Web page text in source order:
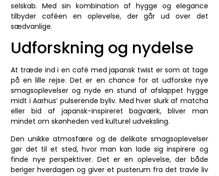
selskab. Med sin kombination af hygge og elegance
tilbyder caféen en oplevelse, der går ud over det
sædvanlige.
Udforskning og nydelse
At træde ind i en café med japansk twist er som at tage
på en lille rejse. Det er en chance for at udforske nye
smagsoplevelser og nyde en stund af afslappet hygge
midt i Aarhus’ pulserende byliv. Med hver slurk af matcha
eller bid af japansk-inspireret bagværk, bliver man
mindet om skønheden ved kulturel udveksling.
Den unikke atmosfære og de delikate smagsoplevelser
gør det til et sted, hvor man kan lade sig inspirere og
finde nye perspektiver. Det er en oplevelse, der både
beriger hverdagen og giver et pusterum fra det travle liv